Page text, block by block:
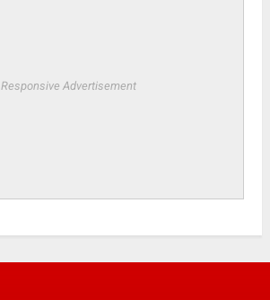
Responsive Advertisement